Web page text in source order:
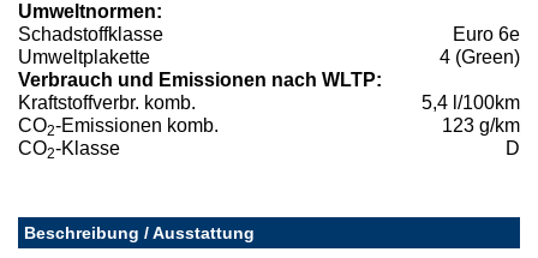
Umweltnormen:
Schadstoffklasse
Euro 6e
Umweltplakette
4 (Green)
Verbrauch und Emissionen nach WLTP:
Kraftstoffverbr. komb.
5,4 l/100km
CO2-Emissionen komb.
123 g/km
CO2-Klasse D
Beschreibung / Ausstattung